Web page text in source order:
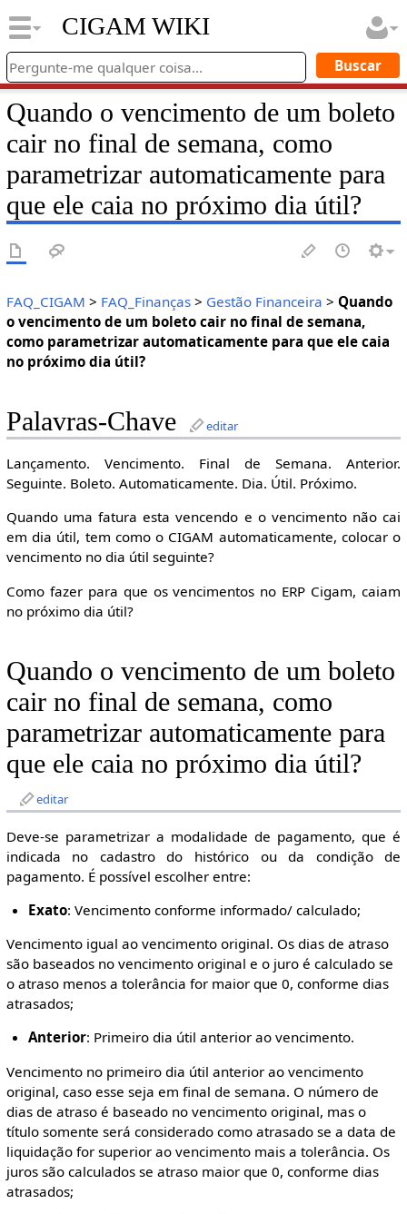
CIGAM WIKI
Quando o vencimento de um boleto
cair no final de semana, como
parametrizar automaticamente para
que ele caia no próximo dia útil?
FAQ_CIGAM > FAQ_Finanças> Gestão Financeira > Quando
o vencimento de um boleto cair no final de semana,
como parametrizar automaticamente para que ele caia
no próximo dia útil?
Palavras-Chave editar
Lançamento. Vencimento. Final de Semana. Anterior.
Seguinte. Boleto. Automaticamente. Dia. Útil. Próximo.
Quando uma fatura esta vencendo e o vencimento não cai
em dia útil, tem como o CIGAM automaticamente, colocar o
vencimento no dia útil seguinte?
Como fazer para que os vencimentos no ERP Cigam, caiam
no próximo dia útil?
Quando o vencimento de um boleto
cair no final de semana, como
parametrizar automaticamente para
que ele caia no próximo dia útil?
editar
Deve-se parametrizar a modalidade de pagamento, que é
indicada no cadastro do histórico ou da condição de
pagamento. É possível escolher entre:
Exato: Vencimento conforme informado/ calculado;
Vencimento igual ao vencimento original. Os dias de atraso
são baseados no vencimento original e o juro é calculado se
o atraso menos a tolerância for maior que 0, conforme dias
atrasados;
Anterior: Primeiro dia útil anterior ao vencimento.
Vencimento no primeiro dia útil anterior ao vencimento
original, caso esse seja em final de semana. O número de
dias de atraso é baseado no vencimento original, mas o
título somente será considerado como atrasado se a data de
liquidação for superior ao vencimento mais a tolerância. Os
juros são calculados se atraso maior que 0, conforme dias
atrasados;